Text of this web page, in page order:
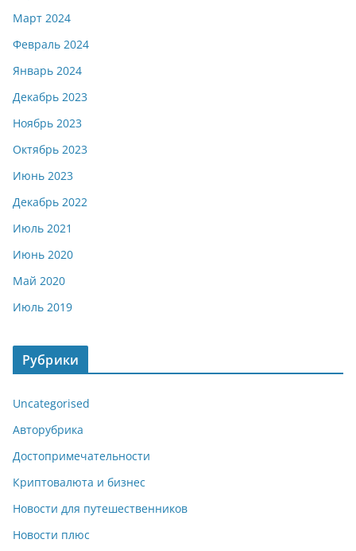
Март 2024
Февраль 2024
Январь 2024
Декабрь 2023
Ноябрь 2023
Октябрь 2023
Июнь 2023
Декабрь 2022
Июль 2021
Июнь 2020
Май 2020
Июль 2019
Рубрики
Uncategorised
Авторубрика
Достопримечательности
Криптовалюта и бизнес
Новости для путешественников
Новости плюс